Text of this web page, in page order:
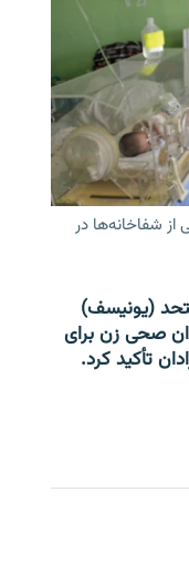
شفاخانه‌ها در
(یونیسف)
صحی زن برای
تأکید کرد.